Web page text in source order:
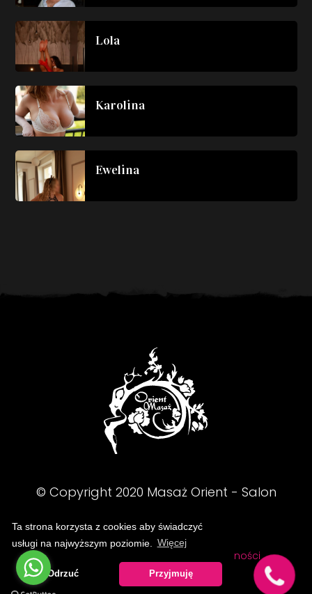
Ta strona korzysta z cookies aby świadczyć
usługi na najwyższym poziomie.
Więcej
Odrzuć Przyjmuję
Lola
Karolina
Ewelina
© Copyright 2020 Masaż Orient - Salon
Polityka prywatności